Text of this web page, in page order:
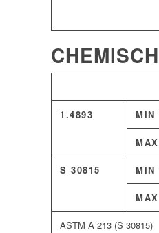
1.4893 MIN
S 30815 MIN
ASTM A 213 (S 30815)